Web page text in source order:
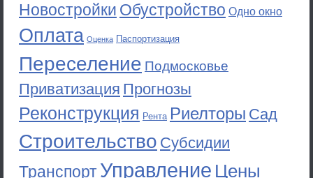
Новостройки Обустройство Одно окно
Оплата Оценка Паспортизация
Переселение Подмосковье
Приватизация Прогнозы
Реконструкция Рента Риелторы Сад
Строительство Субсидии
ТранспортУправление Цены